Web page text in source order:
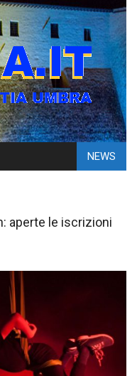
NEWS
aperte le iscrizioni